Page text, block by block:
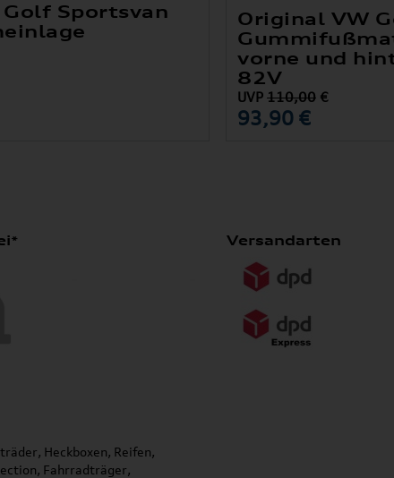
Sportsvan
Original VW
vorne und
82V
UVP110,00 €
93,90 €
Heckboxen, Reifen,
Fahrradträger,
Versandarten